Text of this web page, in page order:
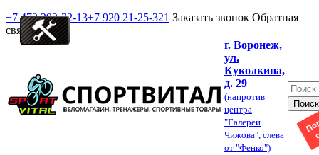
+7 473 292-32-13+7 920 21-25-321 Заказать звонок Обратная
связь
г. Воронеж,
ул.
Куколкина,
д. 29
(напротив
центра
"Галереи
Чижова", слева
от "Фенко")